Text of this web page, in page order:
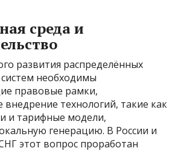
среда и
развития распределённых
систем необходимы
правовые рамки,
технологий, такие как
и тарифные модели,
генерацию. В России и
этот вопрос проработан